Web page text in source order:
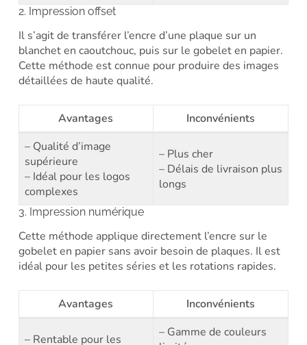
2. Impression offset
Il s’agit de transférer l’encre d’une plaque sur un
blanchet en caoutchouc, puis sur le gobelet en papier.
Cette méthode est connue pour produire des images
détaillées de haute qualité.
Avantages
Inconvénients
– Qualité d’image
supérieure
– Idéal pour les logos
complexes
– Plus cher
– Délais de livraison plus
longs
3. Impression numérique
Cette méthode applique directement l’encre sur le
gobelet en papier sans avoir besoin de plaques. Il est
idéal pour les petites séries et les rotations rapides.
Avantages Inconvénients
– Rentable pour les
– Gamme de couleurs